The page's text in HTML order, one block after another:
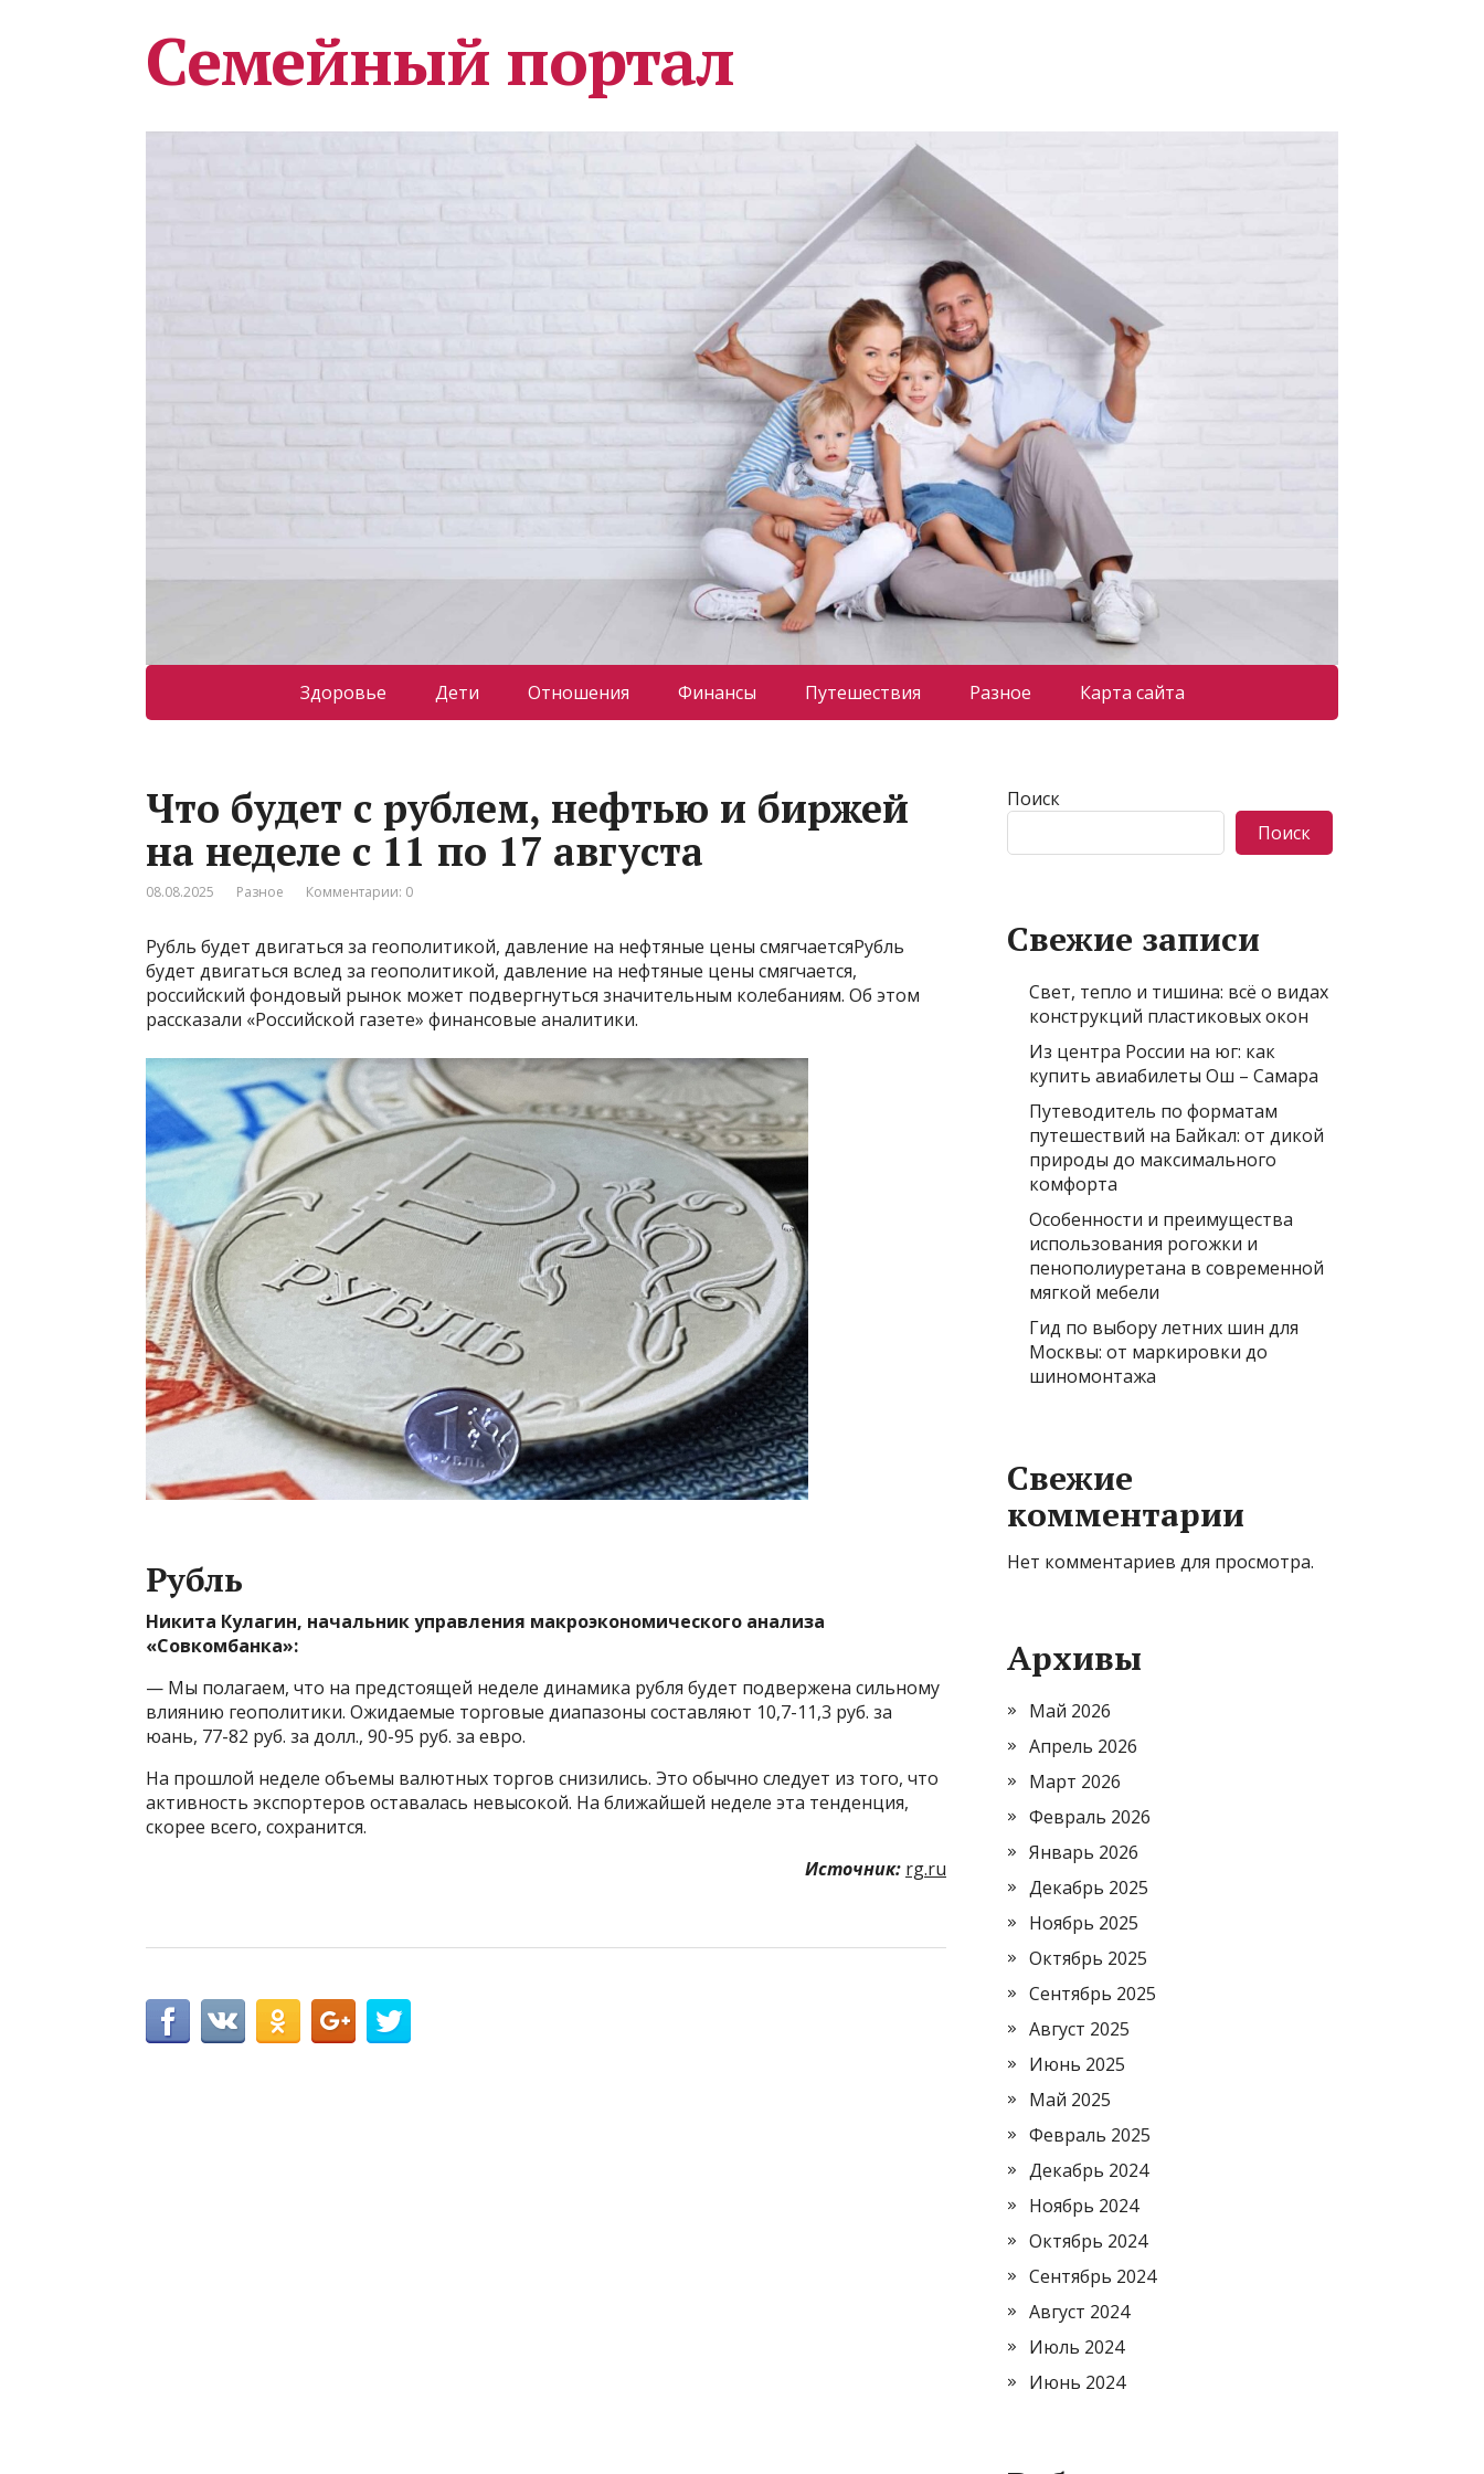
Семейный портал
Здоровье Дети Отношения Финансы Путешествия Разное Карта сайта
Что будет с рублем, нефтью и биржей
на неделе с 11 по 17 августа
08.08.2025 Разное Комментарии: 0
Рубль будет двигаться за геополитикой, давление на нефтяные цены смягчаетсяРубль
будет двигаться вслед за геополитикой, давление на нефтяные цены смягчается,
российский фондовый рынок может подвергнуться значительным колебаниям. Об этом
рассказали «Российской газете» финансовые аналитики.
Рубль
Никита Кулагин, начальник управления макроэкономического анализа
«Совкомбанка»:
— Мы полагаем, что на предстоящей неделе динамика рубля будет подвержена сильному
влиянию геополитики. Ожидаемые торговые диапазоны составляют 10,7-11,3 руб. за
юань, 77-82 руб. за долл., 90-95 руб. за евро.
На прошлой неделе объемы валютных торгов снизились. Это обычно следует из того, что
активность экспортеров оставалась невысокой. На ближайшей неделе эта тенденция,
скорее всего, сохранится.
Источник: rg.ru
Поиск
Поиск
Свежие записи
Свет, тепло и тишина: всё о видах
конструкций пластиковых окон
Из центра России на юг: как
купить авиабилеты Ош – Самара
Путеводитель по форматам
путешествий на Байкал: от дикой
природы до максимального
комфорта
Особенности и преимущества
использования рогожки и
пенополиуретана в современной
мягкой мебели
Гид по выбору летних шин для
Москвы: от маркировки до
шиномонтажа
Свежие
комментарии
Нет комментариев для просмотра.
Архивы
Май 2026
Апрель 2026
Март 2026
Февраль 2026
Январь 2026
Декабрь 2025
Ноябрь 2025
Октябрь 2025
Сентябрь 2025
Август 2025
Июнь 2025
Май 2025
Февраль 2025
Декабрь 2024
Ноябрь 2024
Октябрь 2024
Сентябрь 2024
Август 2024
Июль 2024
Июнь 2024